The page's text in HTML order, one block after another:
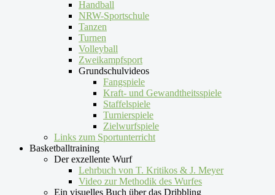
Handball
NRW-Sportschule
Tanzen
Turnen
Volleyball
Zweikampfsport
Grundschulvideos
Fangspiele
Kraft- und Gewandtheitsspiele
Staffelspiele
Turnierspiele
Zielwurfspiele
Links zum Sportunterricht
Basketballtraining
Der exzellente Wurf
Lehrbuch von T. Kritikos & J. Meyer
Video zur Methodik des Wurfes
Ein visuelles Buch über das Dribbling